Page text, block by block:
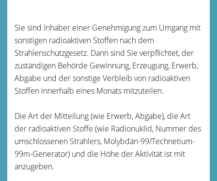
Sie sind Inhaber einer Genehmigung zum Umgang mit
sonstigen radioaktiven Stoffen nach dem
Strahlenschutzgesetz. Dann sind Sie verpflichtet, der
zuständigen Behörde Gewinnung, Erzeugung, Erwerb,
Abgabe und der sonstige Verbleib von radioaktiven
Stoffen innerhalb eines Monats mitzuteilen.
Die Art der Mitteilung (wie Erwerb, Abgabe), die Art
der radioaktiven Stoffe (wie Radionuklid, Nummer des
umschlossenen Strahlers, Molybdän-99/Technetium-
99m-Generator) und die Höhe der Aktivität ist mit
anzugeben.